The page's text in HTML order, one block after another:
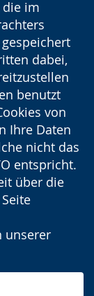
die im
dabei,
benutzt
von
Ihre Daten
nicht das
entspricht.
über die
unserer